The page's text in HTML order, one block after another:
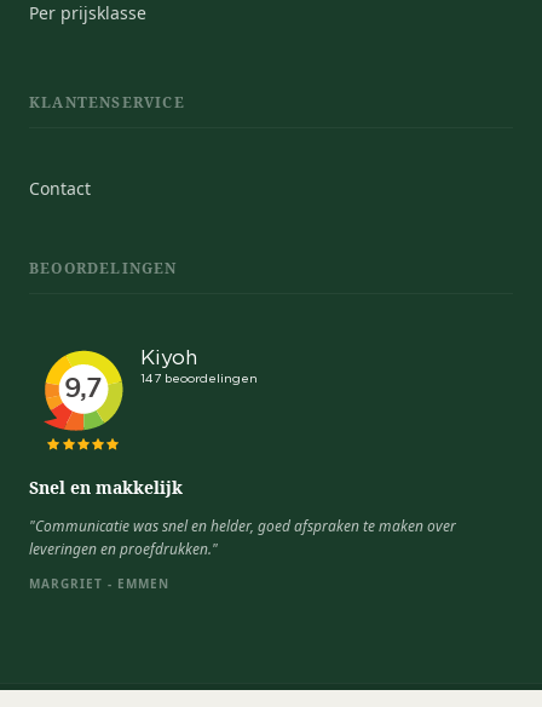
Per prijsklasse
KLANTENSERVICE
Contact
BEOORDELINGEN
Snel en makkelijk
"Communicatie was snel en helder, goed afspraken te maken over
leveringen en proefdrukken."
MARGRIET - EMMEN